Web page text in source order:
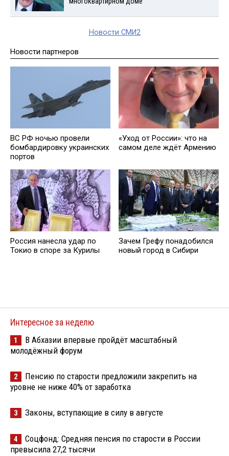
Новости СМИ2
Новости партнеров
ВС РФ ночью провели
бомбардировку украинских
портов
«Уход от России»: что на
самом деле ждёт Армению
Россия нанесла удар по
Токио в споре за Курилы
Зачем Грефу понадобился
новый город в Сибири
Интересное за неделю
1
В Абхазии впервые пройдёт масштабный
молодёжный форум
2
Пенсию по старости предложили закрепить на
уровне не ниже 40% от заработка
3 Законы, вступающие в силу в августе
4
Соцфонд: Средняя пенсия по старости в России
превысила 27,2 тысячи